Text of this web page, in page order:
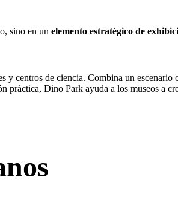
sino en un elemento estratégico de
centros de ciencia. Combina un
Dino Park ayuda a los museos a